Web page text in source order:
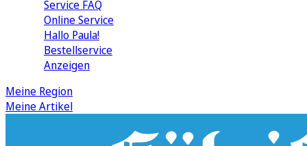
Service FAQ
Online Service
Hallo Paula!
Bestellservice
Anzeigen
Meine Region
Meine Artikel